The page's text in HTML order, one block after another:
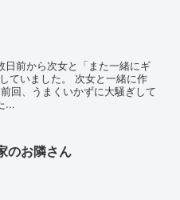
前から次女と「また一緒にギ
ていました。 次女と一緒に作
回、うまくいかずに大騒ぎして
...
のお隣さん